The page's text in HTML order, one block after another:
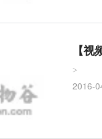
【
>
2016-